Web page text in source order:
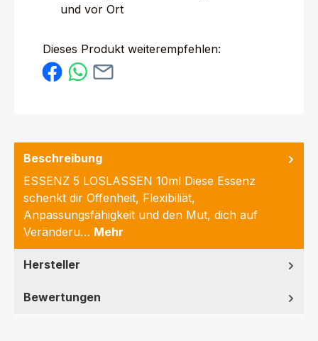
und vor Ort
Dieses Produkt weiterempfehlen:
Beschreibung
ESSENZ 5 LOSLASSEN 10ml Diese Essenz
schenkt dir Offenheit, Flexibiliät,
Anpassungsfähigkeit und den Mut, dich auf
Veränderu… Mehr
Hersteller
Bewertungen